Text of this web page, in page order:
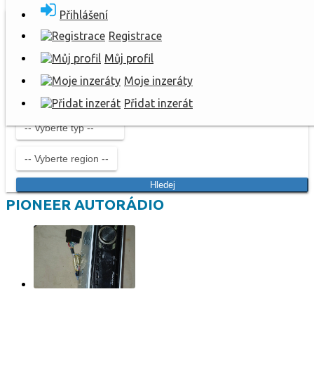
Přihlášení
Registrace
Můj profil
Moje inzeráty
Přidat inzerát
Hledej
PIONEER AUTORÁDIO